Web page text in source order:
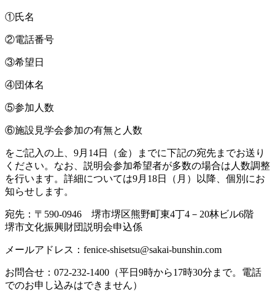
①氏名
②電話番号
③希望日
④団体名
⑤参加人数
⑥施設見学会参加の有無と人数
をご記入の上、9月14日（金）までに下記の宛先までお送り
ください。なお、説明会参加希望者が多数の場合は人数調整
を行います。詳細については9月18日（月）以降、個別にお
知らせします。
宛先：〒590-0946 堺市堺区熊野町東4丁4－20林ビル6階
堺市文化振興財団説明会申込係
メールアドレス：fenice-shisetsu@sakai-bunshin.com
お問合せ：072-232-1400（平日9時から17時30分まで。電話
でのお申し込みはできません）